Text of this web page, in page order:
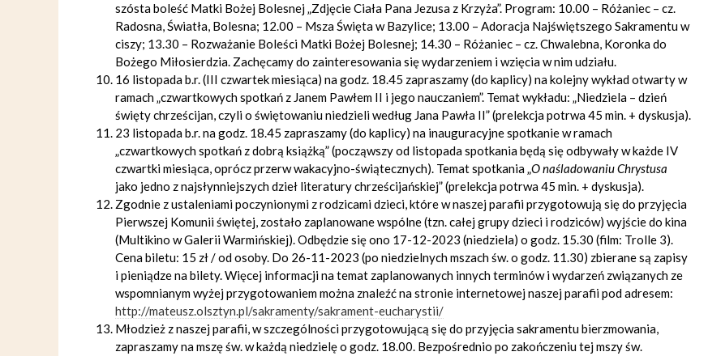
szósta boleść Matki Bożej Bolesnej „Zdjęcie Ciała Pana Jezusa z Krzyża”. Program: 10.00 – Różaniec – cz.
Radosna, Światła, Bolesna; 12.00 – Msza Święta w Bazylice; 13.00 – Adoracja Najświętszego Sakramentu w
ciszy; 13.30 – Rozważanie Boleści Matki Bożej Bolesnej; 14.30 – Różaniec – cz. Chwalebna, Koronka do
Bożego Miłosierdzia. Zachęcamy do zainteresowania się wydarzeniem i wzięcia w nim udziału.
16 listopada b.r. (III czwartek miesiąca) na godz. 18.45 zapraszamy (do kaplicy) na kolejny wykład otwarty w
ramach „czwartkowych spotkań z Janem Pawłem II i jego nauczaniem”. Temat wykładu: „Niedziela – dzień
święty chrześcijan, czyli o świętowaniu niedzieli według Jana Pawła II” (prelekcja potrwa 45 min. + dyskusja).
23 listopada b.r. na godz. 18.45 zapraszamy (do kaplicy) na inauguracyjne spotkanie w ramach
„czwartkowych spotkań z dobrą książką” (począwszy od listopada spotkania będą się odbywały w każde IV
czwartki miesiąca, oprócz przerw wakacyjno-świątecznych). Temat spotkania „O naśladowaniu Chrystusa
jako jedno z najsłynniejszych dzieł literatury chrześcijańskiej” (prelekcja potrwa 45 min. + dyskusja).
Zgodnie z ustaleniami poczynionymi z rodzicami dzieci, które w naszej parafii przygotowują się do przyjęcia
Pierwszej Komunii świętej, zostało zaplanowane wspólne (tzn. całej grupy dzieci i rodziców) wyjście do kina
(Multikino w Galerii Warmińskiej). Odbędzie się ono 17-12-2023 (niedziela) o godz. 15.30 (film: Trolle 3).
Cena biletu: 15 zł / od osoby. Do 26-11-2023 (po niedzielnych mszach św. o godz. 11.30) zbierane są zapisy
i pieniądze na bilety. Więcej informacji na temat zaplanowanych innych terminów i wydarzeń związanych ze
wspomnianym wyżej przygotowaniem można znaleźć na stronie internetowej naszej parafii pod adresem:
http://mateusz.olsztyn.pl/sakramenty/sakrament-eucharystii/
Młodzież z naszej parafii, w szczególności przygotowującą się do przyjęcia sakramentu bierzmowania,
zapraszamy na mszę św. w każdą niedzielę o godz. 18.00. Bezpośrednio po zakończeniu tej mszy św.